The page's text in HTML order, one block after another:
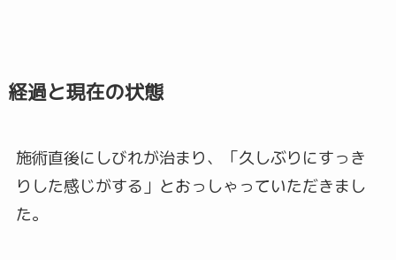
経過と現在の状態
施術直後にしびれが治まり、「久しぶりにすっき
りした感じがする」とおっしゃっていただきまし
た。